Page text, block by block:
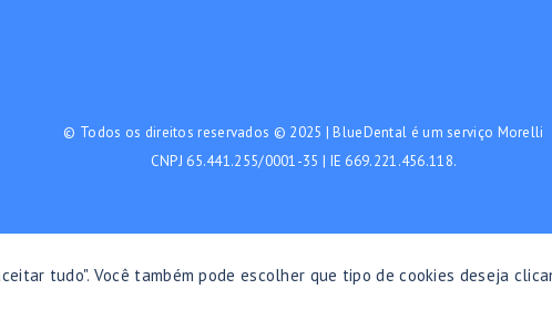
© Todos os direitos reservados © 2025 | BlueDental é um serviço Morelli
CNPJ 65.441.255/0001-35 | IE 669.221.456.118.
tudo". Você também pode escolher que tipo de cookies deseja